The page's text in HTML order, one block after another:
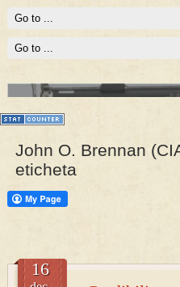
PRESA
John O. Brennan
eticheta
16